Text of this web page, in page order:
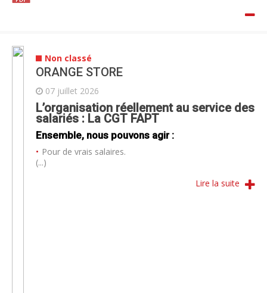
Non classé
ORANGE STORE
07 juillet 2026
L’organisation réellement au service des
salariés : La CGT FAPT
Ensemble, nous pouvons agir :
Pour de vrais salaires.
(...)
Lire la suite